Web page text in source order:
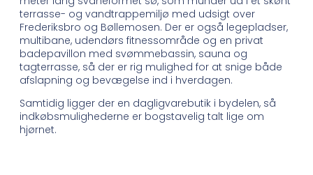
terrasse- og vandtrappemiljø med udsigt over
Frederiksbro og Bøllemosen. Der er også legepladser,
multibane, udendørs fitnessområde og en privat
badepavillon med svømmebassin, sauna og
tagterrasse, så der er rig mulighed for at snige både
afslapning og bevægelse ind i hverdagen.
Samtidig ligger der en dagligvarebutik i bydelen, så
indkøbsmulighederne er bogstavelig talt lige om
hjørnet.